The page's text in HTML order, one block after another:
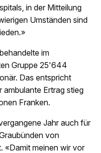
in der Mitteilung
Umständen sind
im
Gruppe 25'644
Das entspricht
Ertrag stieg
Franken.
Jahr auch für
von
«Damit meinen wir vor